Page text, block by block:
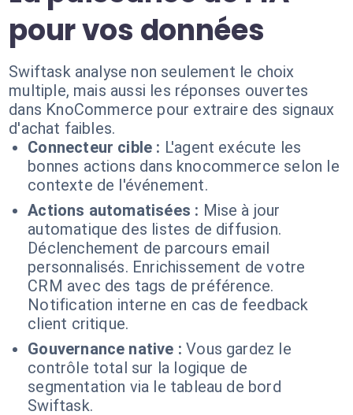
pour vos données
Swiftask analyse non seulement le choix
multiple, mais aussi les réponses ouvertes
dans KnoCommerce pour extraire des signaux
d'achat faibles.
Connecteur cible : L'agent exécute les
bonnes actions dans knocommerce selon le
contexte de l'événement.
Actions automatisées : Mise à jour
automatique des listes de diffusion.
Déclenchement de parcours email
personnalisés. Enrichissement de votre
CRM avec des tags de préférence.
Notification interne en cas de feedback
client critique.
Gouvernance native : Vous gardez le
contrôle total sur la logique de
segmentation via le tableau de bord
Swiftask.